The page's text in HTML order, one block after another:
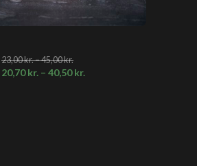
23,00kr.–45,00kr.
20,70kr. – 40,50kr.